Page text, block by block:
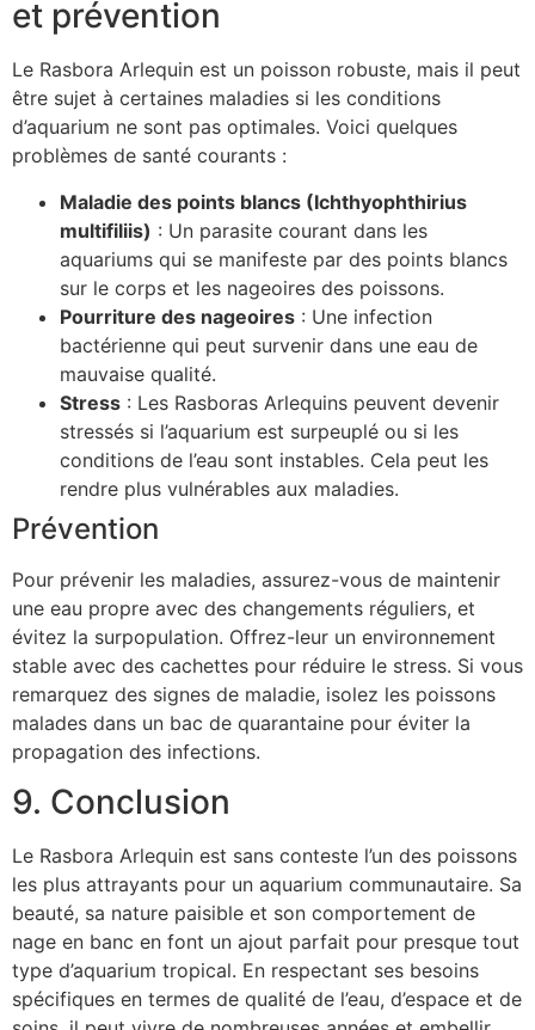
et prévention
Le Rasbora Arlequin est un poisson robuste, mais il peut
être sujet à certaines maladies si les conditions
d’aquarium ne sont pas optimales. Voici quelques
problèmes de santé courants :
Maladie des points blancs (Ichthyophthirius
multifiliis) : Un parasite courant dans les
aquariums qui se manifeste par des points blancs
sur le corps et les nageoires des poissons.
Pourriture des nageoires : Une infection
bactérienne qui peut survenir dans une eau de
mauvaise qualité.
Stress : Les Rasboras Arlequins peuvent devenir
stressés si l’aquarium est surpeuplé ou si les
conditions de l’eau sont instables. Cela peut les
rendre plus vulnérables aux maladies.
Prévention
Pour prévenir les maladies, assurez-vous de maintenir
une eau propre avec des changements réguliers, et
évitez la surpopulation. Offrez-leur un environnement
stable avec des cachettes pour réduire le stress. Si vous
remarquez des signes de maladie, isolez les poissons
malades dans un bac de quarantaine pour éviter la
propagation des infections.
9. Conclusion
Le Rasbora Arlequin est sans conteste l’un des poissons
les plus attrayants pour un aquarium communautaire. Sa
beauté, sa nature paisible et son comportement de
nage en banc en font un ajout parfait pour presque tout
type d’aquarium tropical. En respectant ses besoins
spécifiques en termes de qualité de l’eau, d’espace et de